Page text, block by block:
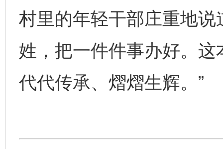
村里的年轻干部庄重地说
姓，把一件件事办好。
代代传承、熠熠生辉。”